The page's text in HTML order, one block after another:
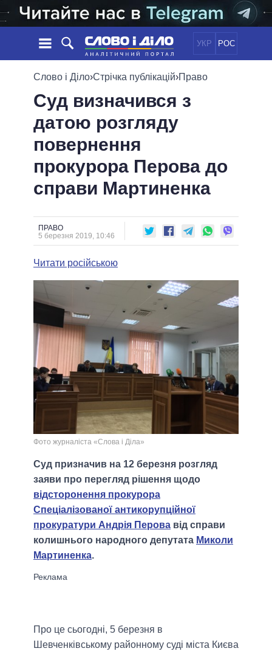
УКР РОС
НОВИНИ
СТРІЧКА
ПОДІЇ
СТАТТІ
ОГЛЯДИ
ДАЙДЖЕСТИ
ПОЛІТИКА
ЕКОНОМІКА
ОБIЦЯНКИ
ПОЛIТИКИ
УСІ ПОЛІТИКИ
ПРЕЗИДЕНТ І ОФІС
ВЕРХОВНА РАДА
ГОЛОВИ ОБЛАДМІНІСТРАЦІЙ
МЕРИ МІСТ
ВСІ ПЕРСОНИ
ВІДЕО
ПОРІВНЯННЯ ПОЛІТИКІВ
Слово і Діло›Стрічка публікацій›Право
Суд визначився з
датою розгляду
повернення
прокурора Перова до
справи Мартиненка
ПРАВО
5 березня 2019, 10:46
Читати російською
Фото журналіста «Слова і Діла»
Суд призначив на 12 березня розгляд
заяви про перегляд рішення щодо
відсторонення прокурора
Спеціалізованої антикорупційної
прокуратури Андрія Перова від справи
колишнього народного депутата Миколи
Мартиненка.
Про це сьогодні, 5 березня в
Шевченківському районному суді міста Києва